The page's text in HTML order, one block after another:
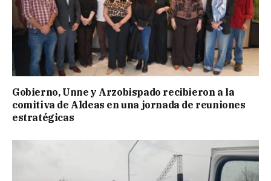
Gobierno, Unne y Arzobispado recibieron a la
comitiva de Aldeas en una jornada de reuniones
estratégicas